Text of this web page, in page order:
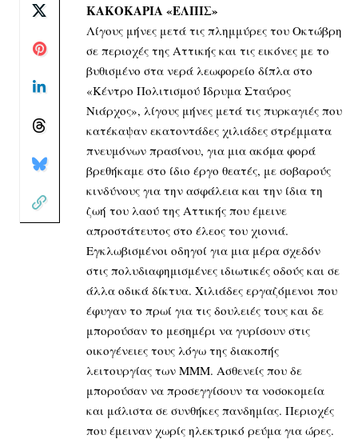
ΚΑΚΟΚΑΡΙΑ «ΕΛΠΙΣ»
Λίγους μήνες μετά τις πλημμύρες του Οκτώβρη
σε περιοχές της Αττικής και τις εικόνες με το
βυθισμένο στα νερά λεωφορείο δίπλα στο
«Κέντρο Πολιτισμού Ίδρυμα Σταύρος
Νιάρχος», λίγους μήνες μετά τις πυρκαγιές που
κατέκαψαν εκατοντάδες χιλιάδες στρέμματα
πνευμόνων πρασίνου, για μια ακόμα φορά
βρεθήκαμε στο ίδιο έργο θεατές, με σοβαρούς
κινδύνους για την ασφάλεια και την ίδια τη
ζωή του λαού της Αττικής που έμεινε
απροστάτευτος στο έλεος του χιονιά.
Εγκλωβισμένοι οδηγοί για μια μέρα σχεδόν
στις πολυδιαφημισμένες ιδιωτικές οδούς και σε
άλλα οδικά δίκτυα. Χιλιάδες εργαζόμενοι που
έφυγαν το πρωί για τις δουλειές τους και δε
μπορούσαν το μεσημέρι να γυρίσουν στις
οικογένειες τους λόγω της διακοπής
λειτουργίας των ΜΜΜ. Ασθενείς που δε
μπορούσαν να προσεγγίσουν τα νοσοκομεία
και μάλιστα σε συνθήκες πανδημίας. Περιοχές
που έμειναν χωρίς ηλεκτρικό ρεύμα για ώρες.